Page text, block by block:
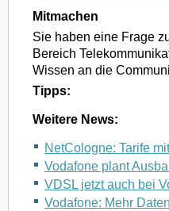
Mitmachen
Sie haben eine Frage
Bereich
Wissen an die
Tipps:
Weitere News:
NetCologne: Tarife
Vodafone plant
VDSL jetzt auch bei
Vodafone: Mehr